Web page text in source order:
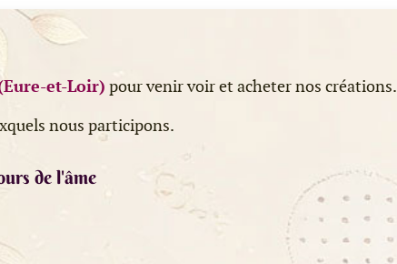
et-Loir) pour venir voir et acheter nos créations.
nous participons.
de l'âme